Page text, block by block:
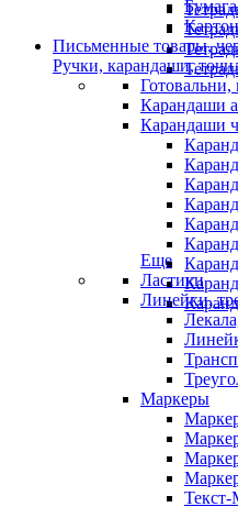
Картон
Письменные товары,
Ручки, карандаши,
Готовальни,
Карандаши
Карандаши
Еще
Ластики
Линейки,
Маркеры